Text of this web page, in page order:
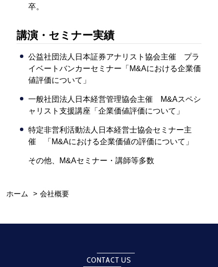
卒。
講演・セミナー実績
公益社団法人日本証券アナリスト協会主催 プラ
イベートバンカーセミナー「M&Aにおける企業価
値評価について」
一般社団法人日本経営管理協会主催 M&Aスペシ
ャリスト支援講座「企業価値評価について」
特定非営利活動法人日本経営士協会セミナー主
催 「M&Aにおける企業価値の評価について」
その他、M&Aセミナー・講師等多数
ホーム > 会社概要
CONTACT US